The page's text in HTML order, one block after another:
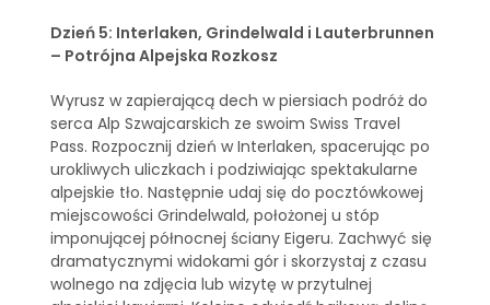
Dzień 5: Interlaken, Grindelwald i Lauterbrunnen
– Potrójna Alpejska Rozkosz
Wyrusz w zapierającą dech w piersiach podróż do
serca Alp Szwajcarskich ze swoim Swiss Travel
Pass. Rozpocznij dzień w Interlaken, spacerując po
urokliwych uliczkach i podziwiając spektakularne
alpejskie tło. Następnie udaj się do pocztówkowej
miejscowości Grindelwald, położonej u stóp
imponującej północnej ściany Eigeru. Zachwyć się
dramatycznymi widokami gór i skorzystaj z czasu
wolnego na zdjęcia lub wizytę w przytulnej